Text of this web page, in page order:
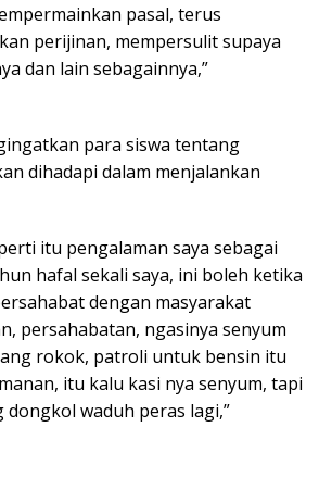
pasal, terus
perijinan, mempersulit supaya
dan lain sebagainnya,”
para siswa tentang
dihadapi dalam menjalankan
itu pengalaman saya sebagai
hafal sekali saya, ini boleh ketika
dengan masyarakat
persahabatan, ngasinya senyum
rokok, patroli untuk bensin itu
itu kalu kasi nya senyum, tapi
dongkol waduh peras lagi,”